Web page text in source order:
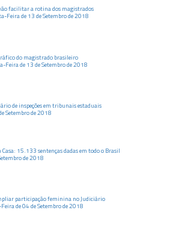
facilitar a rotina dos magistrados
Feirade 13 deSetembrode2018
do magistrado brasileiro
Feirade 13 deSetembrode2018
de inspeções em tribunais estaduais
Setembrode2018
Casa: 15.133 sentenças dadas em todo o Brasil
de2018
participação feminina no Judiciário
Feirade04 deSetembrode2018